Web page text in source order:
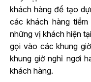
khách hàng để tạo
các khách hàng
những vị khách hiện
gọi vào các khung
khung giờ nghỉ ngơi
khách hàng.